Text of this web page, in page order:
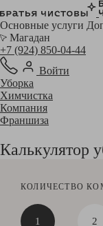
Основные услуги
Магадан
+7 (924) 850-04-44
Войти
Уборка
Химчистка
Компания
Франшиза
Калькулятор
КОЛИЧЕСТВО
1 2